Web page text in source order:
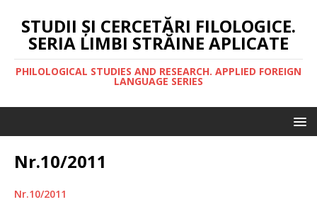
STUDII ŞI CERCETĂRI FILOLOGICE.
SERIA LIMBI STRĂINE APLICATE
PHILOLOGICAL STUDIES AND RESEARCH. APPLIED FOREIGN
LANGUAGE SERIES
Nr.10/2011
Nr.10/2011